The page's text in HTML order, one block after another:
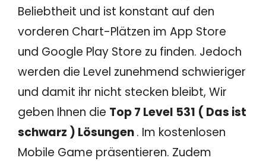
Beliebtheit und ist konstant auf den
vorderen Chart-Plätzen im App Store
und Google Play Store zu finden. Jedoch
werden die Level zunehmend schwieriger
und damit ihr nicht stecken bleibt, Wir
geben Ihnen die Top 7 Level 531 ( Das ist
schwarz ) Lösungen. Im kostenlosen
Mobile Game präsentieren. Zudem